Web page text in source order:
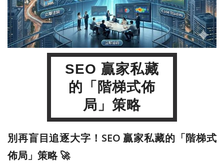
SEO 贏家私藏
的「階梯式佈
局」策略
別再盲目追逐大字！SEO 贏家私藏的「階梯式
佈局」策略 🚀